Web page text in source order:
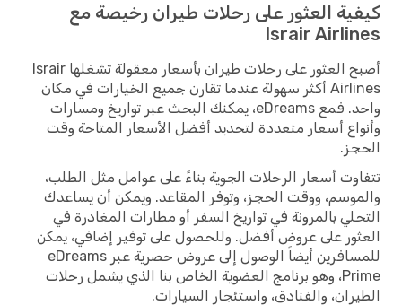
كيفية العثور على رحلات طيران رخيصة مع
Israir Airlines
أصبح العثور على رحلات طيران بأسعار معقولة تشغلها Israir
Airlines أكثر سهولة عندما تقارن جميع الخيارات في مكان
واحد. فمع eDreams، يمكنك البحث عبر تواريخ ومسارات
وأنواع أسعار متعددة لتحديد أفضل الأسعار المتاحة وقت
الحجز.
تتفاوت أسعار الرحلات الجوية بناءً على عوامل مثل الطلب،
والموسم، ووقت الحجز، وتوفر المقاعد. ويمكن أن يساعدك
التحلي بالمرونة في تواريخ السفر أو مطارات المغادرة في
العثور على عروض أفضل. وللحصول على توفير إضافي، يمكن
للمسافرين أيضاً الوصول إلى عروض حصرية عبر eDreams
Prime، وهو برنامج العضوية الخاص بنا الذي يشمل رحلات
الطيران، والفنادق، واستئجار السيارات.